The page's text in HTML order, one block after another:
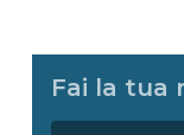
Fai la tua